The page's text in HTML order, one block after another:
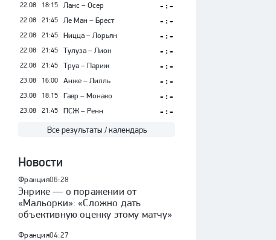
22.08 18:15 Ланс – Осер - : -
22.08 21:45 Ле Ман – Брест - : -
22.08 21:45 Ницца – Лорьян - : -
22.08 21:45 Тулуза – Лион - : -
22.08 21:45 Труа – Париж - : -
23.08 16:00 Анже – Лилль - : -
23.08 18:15 Гавр – Монако - : -
23.08 21:45 ПСЖ – Ренн
- : -
Все результаты / календарь
Новости
Франция06:28
Энрике — о поражении от
«Мальорки»: «Сложно дать
объективную оценку этому матчу»
Франция04:27